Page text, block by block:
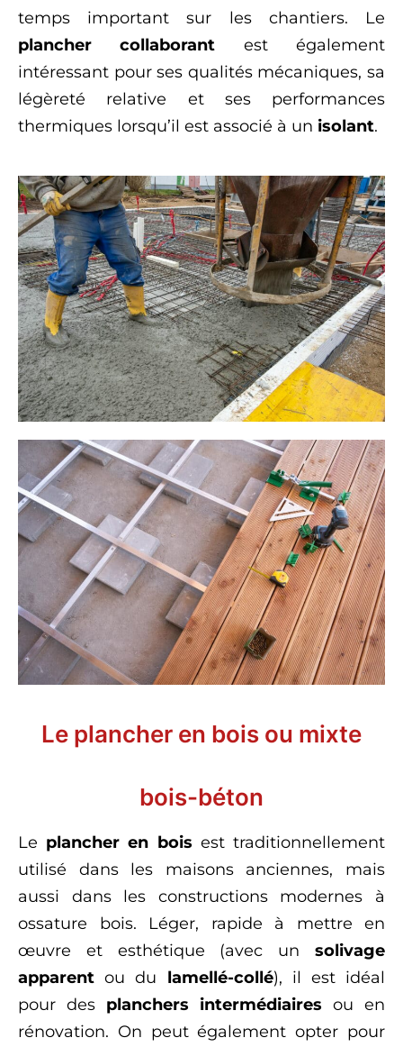
temps important sur les chantiers. Le
plancher collaborant est également
intéressant pour ses qualités mécaniques, sa
légèreté relative et ses performances
thermiques lorsqu’il est associé à un isolant.
Le plancher en bois ou mixte
bois-béton
Le plancher en bois est traditionnellement
utilisé dans les maisons anciennes, mais
aussi dans les constructions modernes à
ossature bois. Léger, rapide à mettre en
œuvre et esthétique (avec un solivage
apparent ou du lamellé-collé), il est idéal
pour des planchers intermédiaires ou en
rénovation. On peut également opter pour